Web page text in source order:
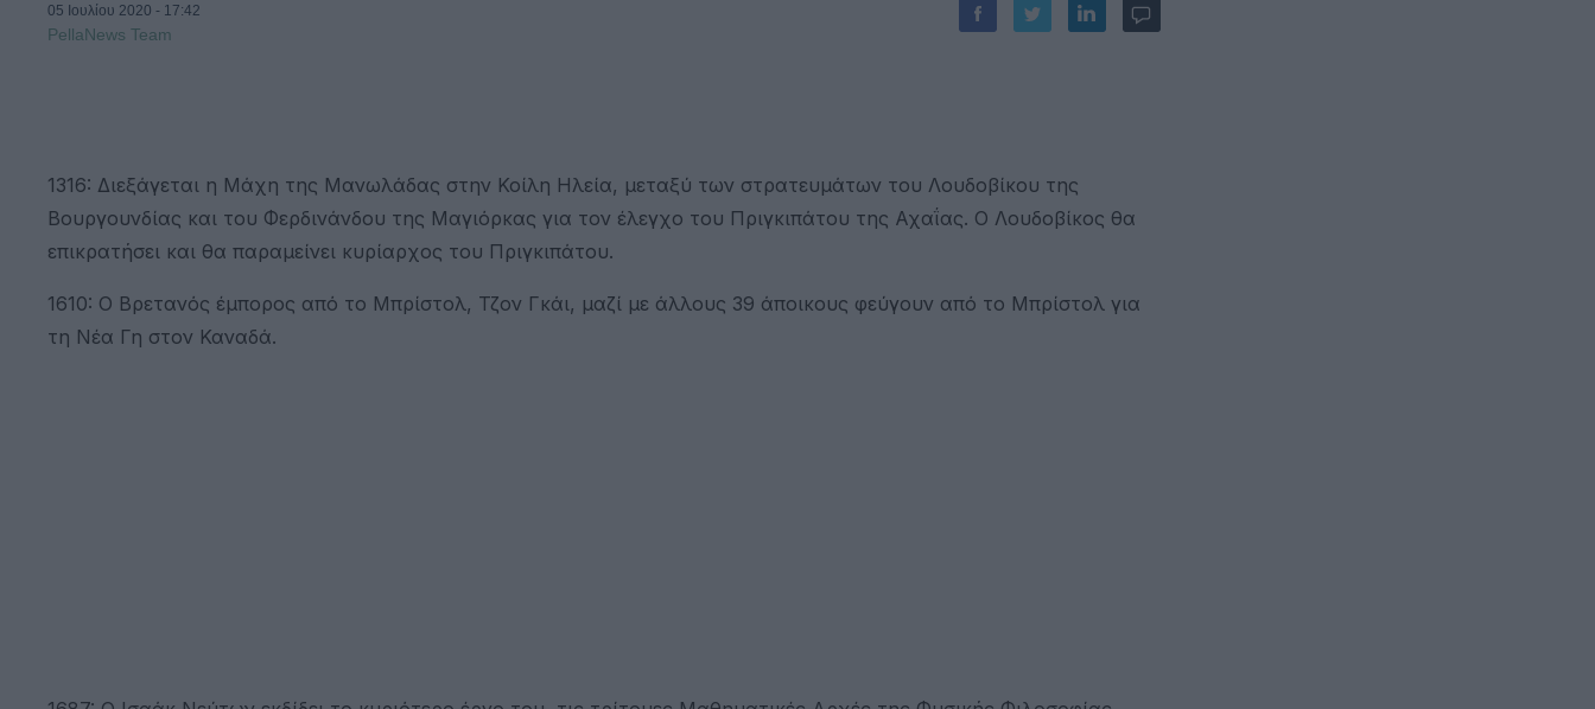
05 Ιουλίου 2020 - 17:42
PellaNews Team
1316: Διεξάγεται η Μάχη της Μανωλάδας στην Κοίλη Ηλεία, μεταξύ των στρατευμάτων του Λουδοβίκου της
Βουργουνδίας και του Φερδινάνδου της Μαγιόρκας για τον έλεγχο του Πριγκιπάτου της Αχαΐας. Ο Λουδοβίκος θα
επικρατήσει και θα παραμείνει κυρίαρχος του Πριγκιπάτου.
1610: Ο Βρετανός έμπορος από το Μπρίστολ, Τζον Γκάι, μαζί με άλλους 39 άποικους φεύγουν από το Μπρίστολ για
τη Νέα Γη στον Καναδά.